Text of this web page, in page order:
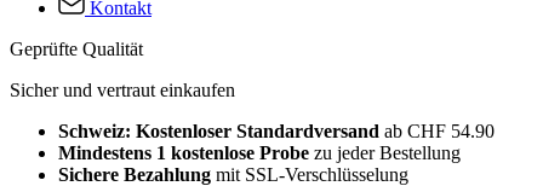
Kontakt
Geprüfte Qualität
Sicher und vertraut einkaufen
Schweiz: Kostenloser Standardversand ab CHF 54.90
Mindestens 1 kostenlose Probe zu jeder Bestellung
Sichere Bezahlung mit SSL-Verschlüsselung